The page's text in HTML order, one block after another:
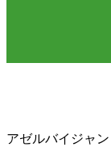
アゼルバイジャン